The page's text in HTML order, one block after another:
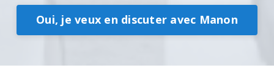
Oui, je veux en discuter avec Manon